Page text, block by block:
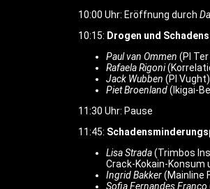
10:00 Uhr: Eröffnung durch
10:15: Drogen und
Paul van Ommen (PI
Rafaela Rigoni
Jack Wubben (PI Vught)
Piet Broenland(Ikigai-
11:30 Uhr: Pause
11:45:
Lisa Strada(Trimbos
Crack-Kokain-Konsum
Ingrid Bakker(Mainline
Sofia Fernandes Franco